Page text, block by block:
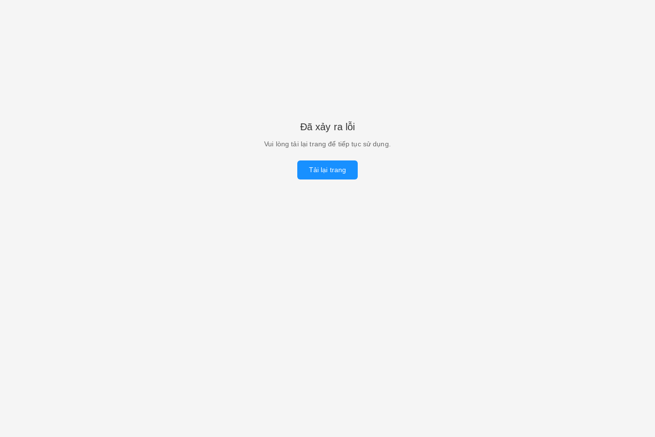
Đã xảy ra lỗi
Vui lòng tải lại trang để tiếp tục sử dụng.
Tải lại trang